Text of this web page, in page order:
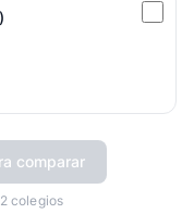
comparar
colegios